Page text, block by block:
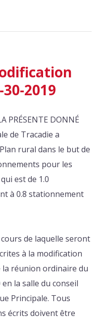
2019
PRÉSENTE DONNÉ
de Tracadie a
rural dans le but de
pour les
est de 1.0
à 0.8 stationnement
de laquelle seront
à la modification
réunion ordinaire du
la salle du conseil
Principale. Tous
écrits doivent être